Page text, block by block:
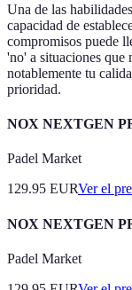
Una de las
capacidad de
compromisos puede
'no' a situaciones que
notablemente tu
prioridad.
NOX NEXTGEN
Padel Market
129.95 EURVer el
NOX NEXTGEN
Padel Market